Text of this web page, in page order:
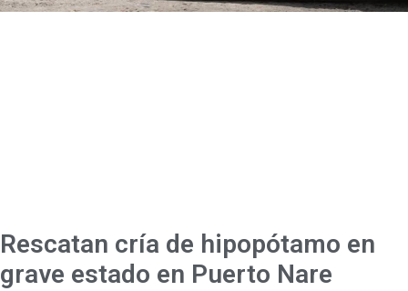
Rescatan cría de hipopótamo en
grave estado en Puerto Nare